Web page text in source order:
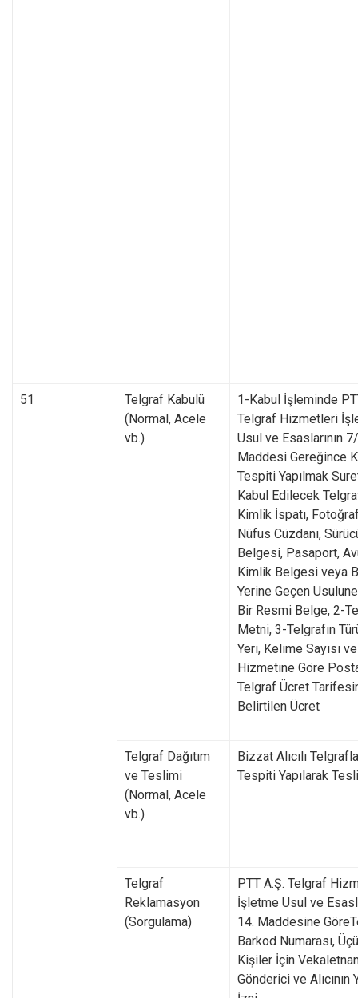
51
Telgraf Kabulü
(Normal, Acele
vb.)
1-Kabul İşleminde
Telgraf Hizmetleri
Usul ve Esaslarının
Maddesi Gereğince
Tespiti Yapılmak
Kabul Edilecek
Kimlik İspatı,
Nüfus Cüzdanı,
Belgesi, Pasaport,
Kimlik Belgesi veya
Yerine Geçen
Bir Resmi Belge, 2-
Metni, 3-Telgrafın
Yeri, Kelime Sayısı
Hizmetine Göre
Telgraf Ücret
Belirtilen Ücret
Telgraf Dağıtım
ve Teslimi
(Normal, Acele
vb.)
Bizzat Alıcılı
Tespiti Yapılarak
Telgraf
Reklamasyon
(Sorgulama)
PTT A.Ş. Telgraf
İşletme Usul ve
14. Maddesine
Barkod Numarası,
Kişiler İçin
Gönderici ve Alıcının